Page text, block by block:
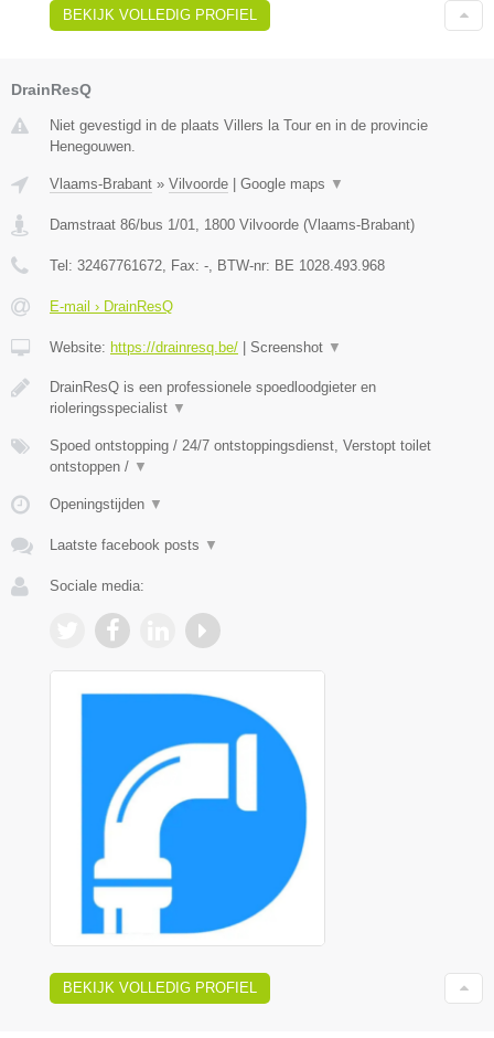
BEKIJK VOLLEDIG PROFIEL
DrainResQ
Niet gevestigd in de plaats Villers la Tour en in de provincie
Henegouwen.
Vlaams-Brabant » Vilvoorde | Google maps ▼
Damstraat 86/bus 1/01 1800 Vilvoorde (Vlaams-Brabant)
Tel: 32467761672 , Fax: - , BTW-nr: BE 1028.493.968
E-mail › DrainResQ
Website: https://drainresq.be/ | Screenshot ▼
DrainResQ is een professionele spoedloodgieter en
rioleringsspecialist ▼
Spoed ontstopping / 24/7 ontstoppingsdienst, Verstopt toilet
ontstoppen / ▼
Openingstijden ▼
Laatste facebook posts ▼
Sociale media:
BEKIJK VOLLEDIG PROFIEL